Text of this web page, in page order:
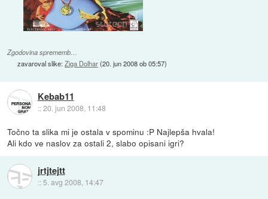
Zgodovina sprememb…
zavaroval slike:Ziga Dolhar(20. jun 2008 ob 05:57)
Kebab11
::20. jun 2008, 11:48
Točno ta slika mi je ostala v spominu :P Najlepša hvala!
Ali kdo ve naslov za ostali 2, slabo opisani igri?
jrtjtejtt
:: 5. avg 2008, 14:47